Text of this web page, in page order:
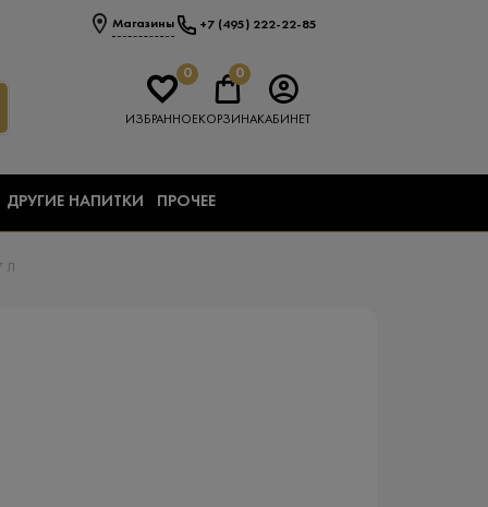
Магазины +7 (495) 222-22-85
0
ИЗБРАННОЕ
0
КОРЗИНАКАБИНЕТ
ДРУГИЕ НАПИТКИ ПРОЧЕЕ
Л